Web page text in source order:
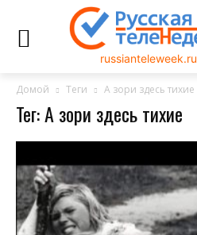
russianteleweek.ru
Домой Теги А зори здесь тихие
Тег: А зори здесь тихие